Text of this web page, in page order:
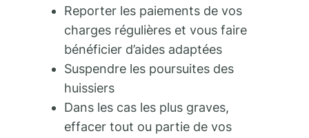
Reporter les paiements de vos
charges régulières et vous faire
bénéficier d’aides adaptées
Suspendre les poursuites des
huissiers
Dans les cas les plus graves,
effacer tout ou partie de vos